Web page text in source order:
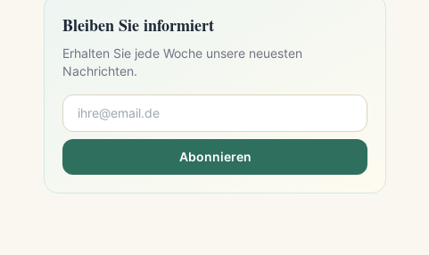
Bleiben Sie informiert
Erhalten Sie jede Woche unsere neuesten
Nachrichten.
Abonnieren